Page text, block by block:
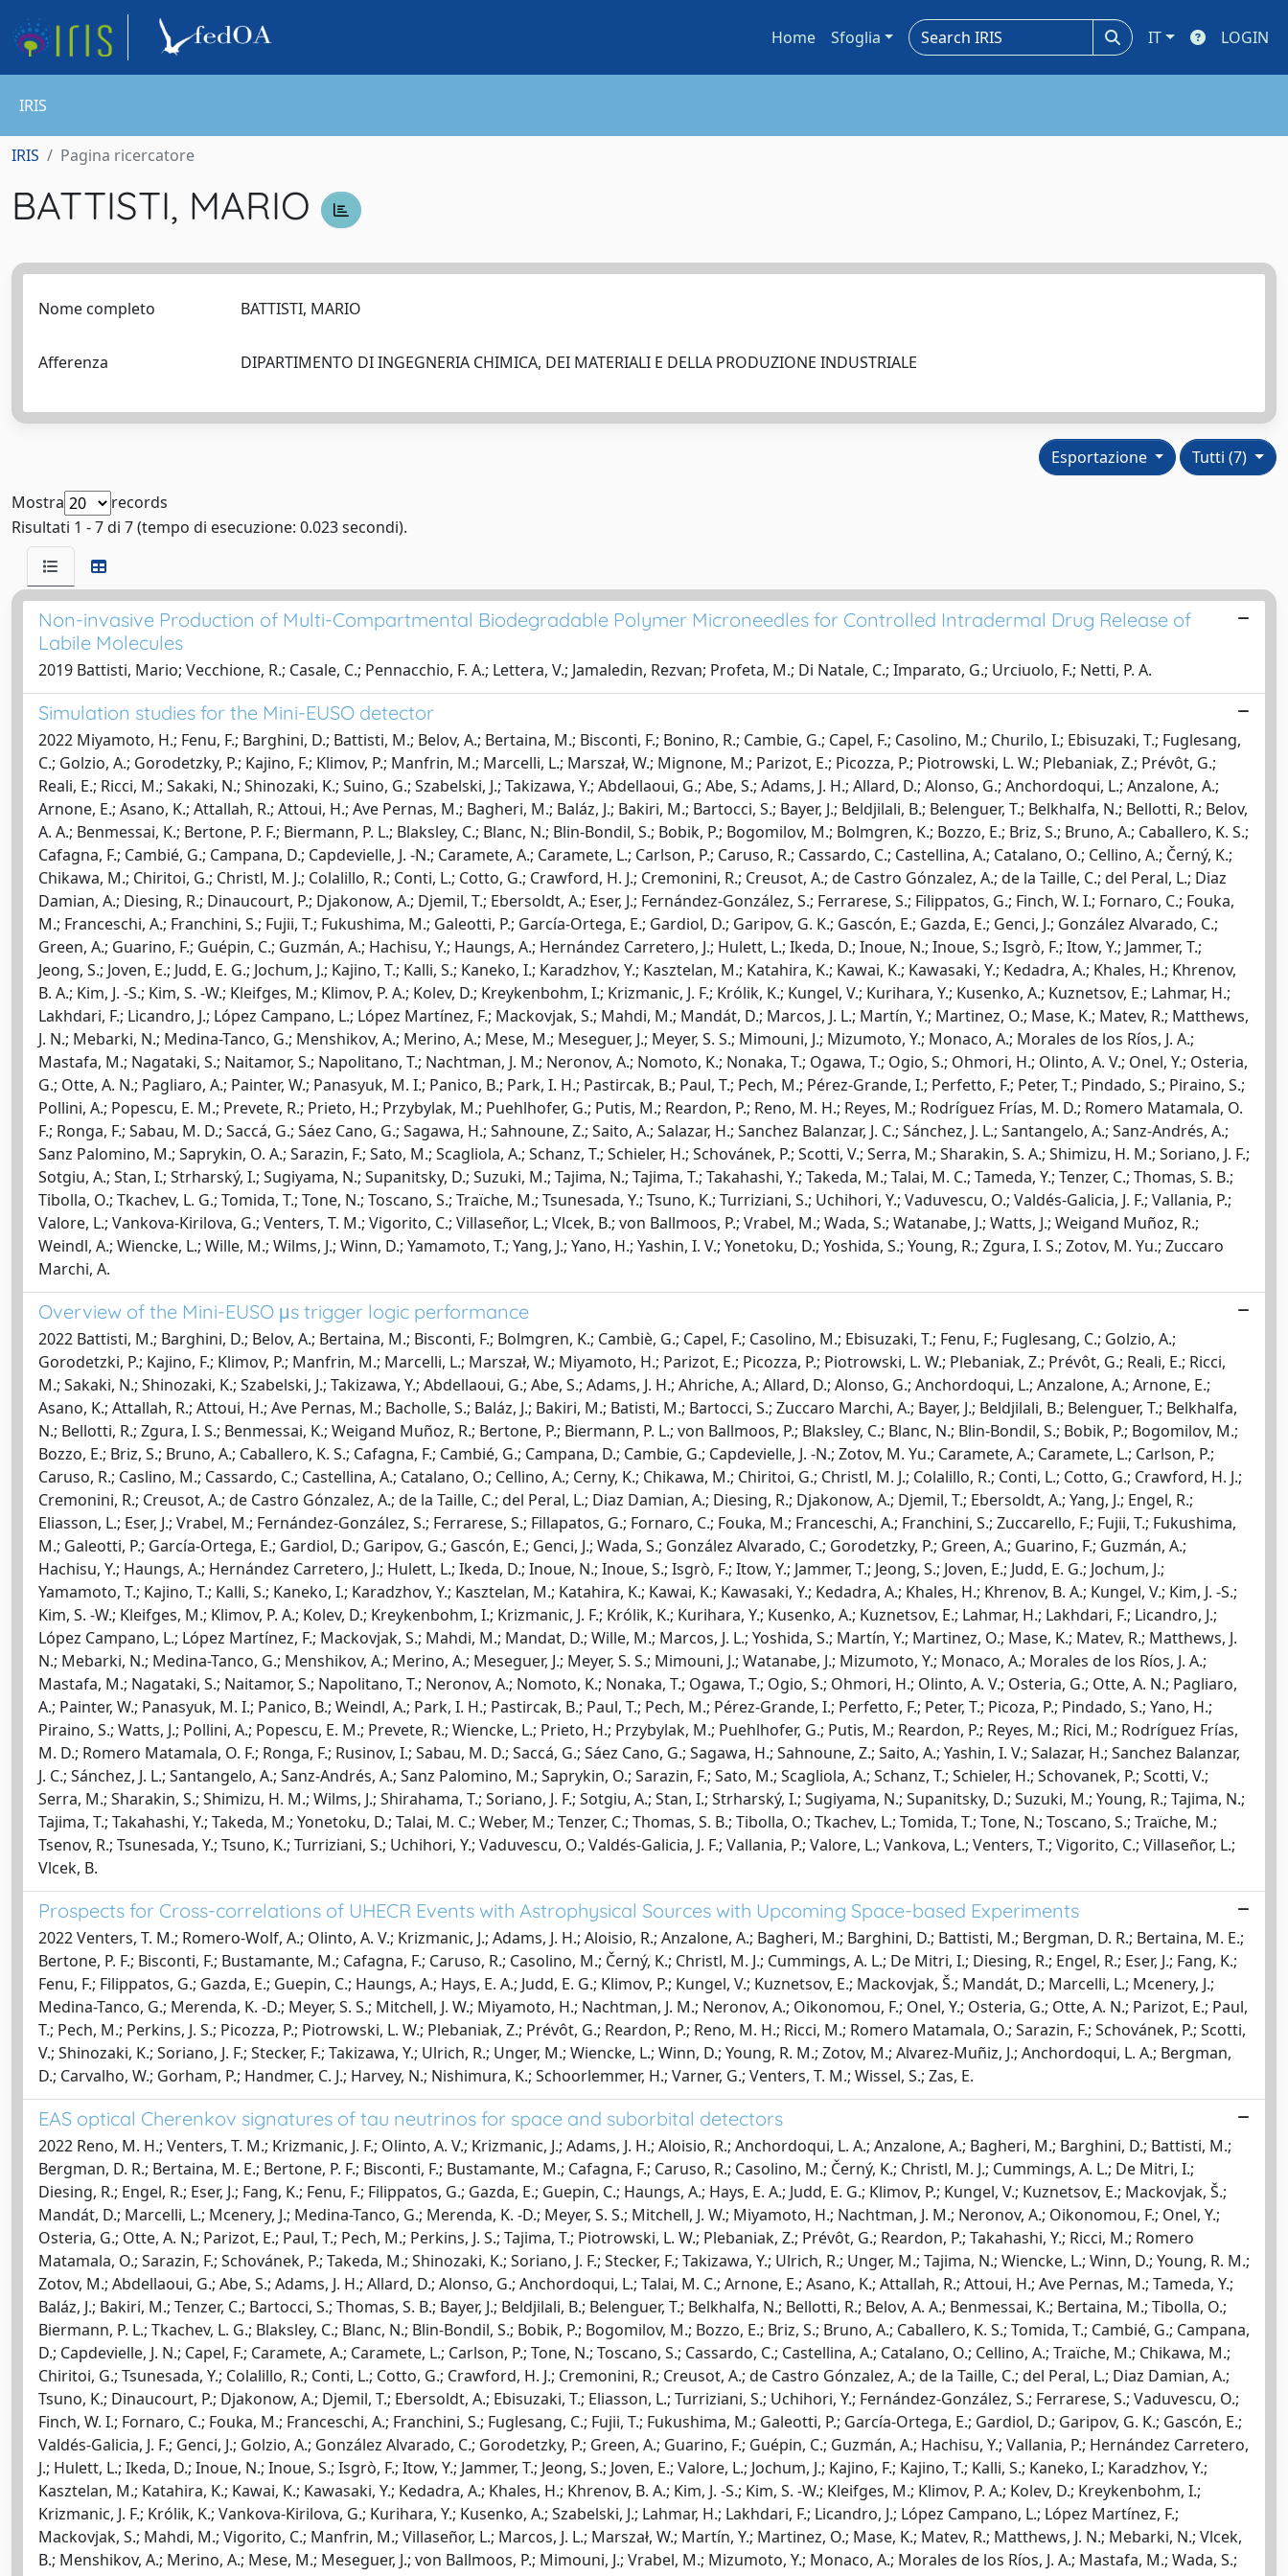
Home Sfoglia IT LOGIN
IRIS
IRIS Pagina ricercatore
BATTISTI, MARIO
Nome completo BATTISTI, MARIO
Afferenza DIPARTIMENTO DI INGEGNERIA CHIMICA, DEI MATERIALI E DELLA PRODUZIONE INDUSTRIALE
Tutti (7)
Esportazione
Mostra
records
Risultati 1 - 7 di 7 (tempo di esecuzione: 0.023 secondi).
Non-invasive Production of Multi-Compartmental Biodegradable Polymer Microneedles for Controlled Intradermal Drug Release of
Labile Molecules
2019 Battisti, Mario; Vecchione, R.; Casale, C.; Pennacchio, F. A.; Lettera, V.; Jamaledin, Rezvan; Profeta, M.; Di Natale, C.; Imparato, G.; Urciuolo, F.; Netti, P. A.
Simulation studies for the Mini-EUSO detector
2022 Miyamoto, H.; Fenu, F.; Barghini, D.; Battisti, M.; Belov, A.; Bertaina, M.; Bisconti, F.; Bonino, R.; Cambie, G.; Capel, F.; Casolino, M.; Churilo, I.; Ebisuzaki, T.; Fuglesang,
C.; Golzio, A.; Gorodetzky, P.; Kajino, F.; Klimov, P.; Manfrin, M.; Marcelli, L.; Marszał, W.; Mignone, M.; Parizot, E.; Picozza, P.; Piotrowski, L. W.; Plebaniak, Z.; Prévôt, G.;
Reali, E.; Ricci, M.; Sakaki, N.; Shinozaki, K.; Suino, G.; Szabelski, J.; Takizawa, Y.; Abdellaoui, G.; Abe, S.; Adams, J. H.; Allard, D.; Alonso, G.; Anchordoqui, L.; Anzalone, A.;
Arnone, E.; Asano, K.; Attallah, R.; Attoui, H.; Ave Pernas, M.; Bagheri, M.; Baláz, J.; Bakiri, M.; Bartocci, S.; Bayer, J.; Beldjilali, B.; Belenguer, T.; Belkhalfa, N.; Bellotti, R.; Belov,
A. A.; Benmessai, K.; Bertone, P. F.; Biermann, P. L.; Blaksley, C.; Blanc, N.; Blin-Bondil, S.; Bobik, P.; Bogomilov, M.; Bolmgren, K.; Bozzo, E.; Briz, S.; Bruno, A.; Caballero, K. S.;
Cafagna, F.; Cambié, G.; Campana, D.; Capdevielle, J. -N.; Caramete, A.; Caramete, L.; Carlson, P.; Caruso, R.; Cassardo, C.; Castellina, A.; Catalano, O.; Cellino, A.; Černý, K.;
Chikawa, M.; Chiritoi, G.; Christl, M. J.; Colalillo, R.; Conti, L.; Cotto, G.; Crawford, H. J.; Cremonini, R.; Creusot, A.; de Castro Gónzalez, A.; de la Taille, C.; del Peral, L.; Diaz
Damian, A.; Diesing, R.; Dinaucourt, P.; Djakonow, A.; Djemil, T.; Ebersoldt, A.; Eser, J.; Fernández-González, S.; Ferrarese, S.; Filippatos, G.; Finch, W. I.; Fornaro, C.; Fouka,
M.; Franceschi, A.; Franchini, S.; Fujii, T.; Fukushima, M.; Galeotti, P.; García-Ortega, E.; Gardiol, D.; Garipov, G. K.; Gascón, E.; Gazda, E.; Genci, J.; González Alvarado, C.;
Green, A.; Guarino, F.; Guépin, C.; Guzmán, A.; Hachisu, Y.; Haungs, A.; Hernández Carretero, J.; Hulett, L.; Ikeda, D.; Inoue, N.; Inoue, S.; Isgrò, F.; Itow, Y.; Jammer, T.;
Jeong, S.; Joven, E.; Judd, E. G.; Jochum, J.; Kajino, T.; Kalli, S.; Kaneko, I.; Karadzhov, Y.; Kasztelan, M.; Katahira, K.; Kawai, K.; Kawasaki, Y.; Kedadra, A.; Khales, H.; Khrenov,
B. A.; Kim, J. -S.; Kim, S. -W.; Kleifges, M.; Klimov, P. A.; Kolev, D.; Kreykenbohm, I.; Krizmanic, J. F.; Królik, K.; Kungel, V.; Kurihara, Y.; Kusenko, A.; Kuznetsov, E.; Lahmar, H.;
Lakhdari, F.; Licandro, J.; López Campano, L.; López Martínez, F.; Mackovjak, S.; Mahdi, M.; Mandát, D.; Marcos, J. L.; Martín, Y.; Martinez, O.; Mase, K.; Matev, R.; Matthews,
J. N.; Mebarki, N.; Medina-Tanco, G.; Menshikov, A.; Merino, A.; Mese, M.; Meseguer, J.; Meyer, S. S.; Mimouni, J.; Mizumoto, Y.; Monaco, A.; Morales de los Ríos, J. A.;
Mastafa, M.; Nagataki, S.; Naitamor, S.; Napolitano, T.; Nachtman, J. M.; Neronov, A.; Nomoto, K.; Nonaka, T.; Ogawa, T.; Ogio, S.; Ohmori, H.; Olinto, A. V.; Onel, Y.; Osteria,
G.; Otte, A. N.; Pagliaro, A.; Painter, W.; Panasyuk, M. I.; Panico, B.; Park, I. H.; Pastircak, B.; Paul, T.; Pech, M.; Pérez-Grande, I.; Perfetto, F.; Peter, T.; Pindado, S.; Piraino, S.;
Pollini, A.; Popescu, E. M.; Prevete, R.; Prieto, H.; Przybylak, M.; Puehlhofer, G.; Putis, M.; Reardon, P.; Reno, M. H.; Reyes, M.; Rodríguez Frías, M. D.; Romero Matamala, O.
F.; Ronga, F.; Sabau, M. D.; Saccá, G.; Sáez Cano, G.; Sagawa, H.; Sahnoune, Z.; Saito, A.; Salazar, H.; Sanchez Balanzar, J. C.; Sánchez, J. L.; Santangelo, A.; Sanz-Andrés, A.;
Sanz Palomino, M.; Saprykin, O. A.; Sarazin, F.; Sato, M.; Scagliola, A.; Schanz, T.; Schieler, H.; Schovánek, P.; Scotti, V.; Serra, M.; Sharakin, S. A.; Shimizu, H. M.; Soriano, J. F.;
Sotgiu, A.; Stan, I.; Strharský, I.; Sugiyama, N.; Supanitsky, D.; Suzuki, M.; Tajima, N.; Tajima, T.; Takahashi, Y.; Takeda, M.; Talai, M. C.; Tameda, Y.; Tenzer, C.; Thomas, S. B.;
Tibolla, O.; Tkachev, L. G.; Tomida, T.; Tone, N.; Toscano, S.; Traïche, M.; Tsunesada, Y.; Tsuno, K.; Turriziani, S.; Uchihori, Y.; Vaduvescu, O.; Valdés-Galicia, J. F.; Vallania, P.;
Valore, L.; Vankova-Kirilova, G.; Venters, T. M.; Vigorito, C.; Villaseñor, L.; Vlcek, B.; von Ballmoos, P.; Vrabel, M.; Wada, S.; Watanabe, J.; Watts, J.; Weigand Muñoz, R.;
Weindl, A.; Wiencke, L.; Wille, M.; Wilms, J.; Winn, D.; Yamamoto, T.; Yang, J.; Yano, H.; Yashin, I. V.; Yonetoku, D.; Yoshida, S.; Young, R.; Zgura, I. S.; Zotov, M. Yu.; Zuccaro
Marchi, A.
Overview of the Mini-EUSO μs trigger logic performance
2022 Battisti, M.; Barghini, D.; Belov, A.; Bertaina, M.; Bisconti, F.; Bolmgren, K.; Cambiè, G.; Capel, F.; Casolino, M.; Ebisuzaki, T.; Fenu, F.; Fuglesang, C.; Golzio, A.;
Gorodetzki, P.; Kajino, F.; Klimov, P.; Manfrin, M.; Marcelli, L.; Marszał, W.; Miyamoto, H.; Parizot, E.; Picozza, P.; Piotrowski, L. W.; Plebaniak, Z.; Prévôt, G.; Reali, E.; Ricci,
M.; Sakaki, N.; Shinozaki, K.; Szabelski, J.; Takizawa, Y.; Abdellaoui, G.; Abe, S.; Adams, J. H.; Ahriche, A.; Allard, D.; Alonso, G.; Anchordoqui, L.; Anzalone, A.; Arnone, E.;
Asano, K.; Attallah, R.; Attoui, H.; Ave Pernas, M.; Bacholle, S.; Baláz, J.; Bakiri, M.; Batisti, M.; Bartocci, S.; Zuccaro Marchi, A.; Bayer, J.; Beldjilali, B.; Belenguer, T.; Belkhalfa,
N.; Bellotti, R.; Zgura, I. S.; Benmessai, K.; Weigand Muñoz, R.; Bertone, P.; Biermann, P. L.; von Ballmoos, P.; Blaksley, C.; Blanc, N.; Blin-Bondil, S.; Bobik, P.; Bogomilov, M.;
Bozzo, E.; Briz, S.; Bruno, A.; Caballero, K. S.; Cafagna, F.; Cambié, G.; Campana, D.; Cambie, G.; Capdevielle, J. -N.; Zotov, M. Yu.; Caramete, A.; Caramete, L.; Carlson, P.;
Caruso, R.; Caslino, M.; Cassardo, C.; Castellina, A.; Catalano, O.; Cellino, A.; Cerny, K.; Chikawa, M.; Chiritoi, G.; Christl, M. J.; Colalillo, R.; Conti, L.; Cotto, G.; Crawford, H. J.;
Cremonini, R.; Creusot, A.; de Castro Gónzalez, A.; de la Taille, C.; del Peral, L.; Diaz Damian, A.; Diesing, R.; Djakonow, A.; Djemil, T.; Ebersoldt, A.; Yang, J.; Engel, R.;
Eliasson, L.; Eser, J.; Vrabel, M.; Fernández-González, S.; Ferrarese, S.; Fillapatos, G.; Fornaro, C.; Fouka, M.; Franceschi, A.; Franchini, S.; Zuccarello, F.; Fujii, T.; Fukushima,
M.; Galeotti, P.; García-Ortega, E.; Gardiol, D.; Garipov, G.; Gascón, E.; Genci, J.; Wada, S.; González Alvarado, C.; Gorodetzky, P.; Green, A.; Guarino, F.; Guzmán, A.;
Hachisu, Y.; Haungs, A.; Hernández Carretero, J.; Hulett, L.; Ikeda, D.; Inoue, N.; Inoue, S.; Isgrò, F.; Itow, Y.; Jammer, T.; Jeong, S.; Joven, E.; Judd, E. G.; Jochum, J.;
Yamamoto, T.; Kajino, T.; Kalli, S.; Kaneko, I.; Karadzhov, Y.; Kasztelan, M.; Katahira, K.; Kawai, K.; Kawasaki, Y.; Kedadra, A.; Khales, H.; Khrenov, B. A.; Kungel, V.; Kim, J. -S.;
Kim, S. -W.; Kleifges, M.; Klimov, P. A.; Kolev, D.; Kreykenbohm, I.; Krizmanic, J. F.; Królik, K.; Kurihara, Y.; Kusenko, A.; Kuznetsov, E.; Lahmar, H.; Lakhdari, F.; Licandro, J.;
López Campano, L.; López Martínez, F.; Mackovjak, S.; Mahdi, M.; Mandat, D.; Wille, M.; Marcos, J. L.; Yoshida, S.; Martín, Y.; Martinez, O.; Mase, K.; Matev, R.; Matthews, J.
N.; Mebarki, N.; Medina-Tanco, G.; Menshikov, A.; Merino, A.; Meseguer, J.; Meyer, S. S.; Mimouni, J.; Watanabe, J.; Mizumoto, Y.; Monaco, A.; Morales de los Ríos, J. A.;
Mastafa, M.; Nagataki, S.; Naitamor, S.; Napolitano, T.; Neronov, A.; Nomoto, K.; Nonaka, T.; Ogawa, T.; Ogio, S.; Ohmori, H.; Olinto, A. V.; Osteria, G.; Otte, A. N.; Pagliaro,
A.; Painter, W.; Panasyuk, M. I.; Panico, B.; Weindl, A.; Park, I. H.; Pastircak, B.; Paul, T.; Pech, M.; Pérez-Grande, I.; Perfetto, F.; Peter, T.; Picoza, P.; Pindado, S.; Yano, H.;
Piraino, S.; Watts, J.; Pollini, A.; Popescu, E. M.; Prevete, R.; Wiencke, L.; Prieto, H.; Przybylak, M.; Puehlhofer, G.; Putis, M.; Reardon, P.; Reyes, M.; Rici, M.; Rodríguez Frías,
M. D.; Romero Matamala, O. F.; Ronga, F.; Rusinov, I.; Sabau, M. D.; Saccá, G.; Sáez Cano, G.; Sagawa, H.; Sahnoune, Z.; Saito, A.; Yashin, I. V.; Salazar, H.; Sanchez Balanzar,
J. C.; Sánchez, J. L.; Santangelo, A.; Sanz-Andrés, A.; Sanz Palomino, M.; Saprykin, O.; Sarazin, F.; Sato, M.; Scagliola, A.; Schanz, T.; Schieler, H.; Schovanek, P.; Scotti, V.;
Serra, M.; Sharakin, S.; Shimizu, H. M.; Wilms, J.; Shirahama, T.; Soriano, J. F.; Sotgiu, A.; Stan, I.; Strharský, I.; Sugiyama, N.; Supanitsky, D.; Suzuki, M.; Young, R.; Tajima, N.;
Tajima, T.; Takahashi, Y.; Takeda, M.; Yonetoku, D.; Talai, M. C.; Weber, M.; Tenzer, C.; Thomas, S. B.; Tibolla, O.; Tkachev, L.; Tomida, T.; Tone, N.; Toscano, S.; Traïche, M.;
Tsenov, R.; Tsunesada, Y.; Tsuno, K.; Turriziani, S.; Uchihori, Y.; Vaduvescu, O.; Valdés-Galicia, J. F.; Vallania, P.; Valore, L.; Vankova, L.; Venters, T.; Vigorito, C.; Villaseñor, L.;
Vlcek, B.
Prospects for Cross-correlations of UHECR Events with Astrophysical Sources with Upcoming Space-based Experiments
2022 Venters, T. M.; Romero-Wolf, A.; Olinto, A. V.; Krizmanic, J.; Adams, J. H.; Aloisio, R.; Anzalone, A.; Bagheri, M.; Barghini, D.; Battisti, M.; Bergman, D. R.; Bertaina, M. E.;
Bertone, P. F.; Bisconti, F.; Bustamante, M.; Cafagna, F.; Caruso, R.; Casolino, M.; Černý, K.; Christl, M. J.; Cummings, A. L.; De Mitri, I.; Diesing, R.; Engel, R.; Eser, J.; Fang, K.;
Fenu, F.; Filippatos, G.; Gazda, E.; Guepin, C.; Haungs, A.; Hays, E. A.; Judd, E. G.; Klimov, P.; Kungel, V.; Kuznetsov, E.; Mackovjak, Š.; Mandát, D.; Marcelli, L.; Mcenery, J.;
Medina-Tanco, G.; Merenda, K. -D.; Meyer, S. S.; Mitchell, J. W.; Miyamoto, H.; Nachtman, J. M.; Neronov, A.; Oikonomou, F.; Onel, Y.; Osteria, G.; Otte, A. N.; Parizot, E.; Paul,
T.; Pech, M.; Perkins, J. S.; Picozza, P.; Piotrowski, L. W.; Plebaniak, Z.; Prévôt, G.; Reardon, P.; Reno, M. H.; Ricci, M.; Romero Matamala, O.; Sarazin, F.; Schovánek, P.; Scotti,
V.; Shinozaki, K.; Soriano, J. F.; Stecker, F.; Takizawa, Y.; Ulrich, R.; Unger, M.; Wiencke, L.; Winn, D.; Young, R. M.; Zotov, M.; Alvarez-Muñiz, J.; Anchordoqui, L. A.; Bergman,
D.; Carvalho, W.; Gorham, P.; Handmer, C. J.; Harvey, N.; Nishimura, K.; Schoorlemmer, H.; Varner, G.; Venters, T. M.; Wissel, S.; Zas, E.
EAS optical Cherenkov signatures of tau neutrinos for space and suborbital detectors
2022 Reno, M. H.; Venters, T. M.; Krizmanic, J. F.; Olinto, A. V.; Krizmanic, J.; Adams, J. H.; Aloisio, R.; Anchordoqui, L. A.; Anzalone, A.; Bagheri, M.; Barghini, D.; Battisti, M.;
Bergman, D. R.; Bertaina, M. E.; Bertone, P. F.; Bisconti, F.; Bustamante, M.; Cafagna, F.; Caruso, R.; Casolino, M.; Černý, K.; Christl, M. J.; Cummings, A. L.; De Mitri, I.;
Diesing, R.; Engel, R.; Eser, J.; Fang, K.; Fenu, F.; Filippatos, G.; Gazda, E.; Guepin, C.; Haungs, A.; Hays, E. A.; Judd, E. G.; Klimov, P.; Kungel, V.; Kuznetsov, E.; Mackovjak, Š.;
Mandát, D.; Marcelli, L.; Mcenery, J.; Medina-Tanco, G.; Merenda, K. -D.; Meyer, S. S.; Mitchell, J. W.; Miyamoto, H.; Nachtman, J. M.; Neronov, A.; Oikonomou, F.; Onel, Y.;
Osteria, G.; Otte, A. N.; Parizot, E.; Paul, T.; Pech, M.; Perkins, J. S.; Tajima, T.; Piotrowski, L. W.; Plebaniak, Z.; Prévôt, G.; Reardon, P.; Takahashi, Y.; Ricci, M.; Romero
Matamala, O.; Sarazin, F.; Schovánek, P.; Takeda, M.; Shinozaki, K.; Soriano, J. F.; Stecker, F.; Takizawa, Y.; Ulrich, R.; Unger, M.; Tajima, N.; Wiencke, L.; Winn, D.; Young, R. M.;
Zotov, M.; Abdellaoui, G.; Abe, S.; Adams, J. H.; Allard, D.; Alonso, G.; Anchordoqui, L.; Talai, M. C.; Arnone, E.; Asano, K.; Attallah, R.; Attoui, H.; Ave Pernas, M.; Tameda, Y.;
Baláz, J.; Bakiri, M.; Tenzer, C.; Bartocci, S.; Thomas, S. B.; Bayer, J.; Beldjilali, B.; Belenguer, T.; Belkhalfa, N.; Bellotti, R.; Belov, A. A.; Benmessai, K.; Bertaina, M.; Tibolla, O.;
Biermann, P. L.; Tkachev, L. G.; Blaksley, C.; Blanc, N.; Blin-Bondil, S.; Bobik, P.; Bogomilov, M.; Bozzo, E.; Briz, S.; Bruno, A.; Caballero, K. S.; Tomida, T.; Cambié, G.; Campana,
D.; Capdevielle, J. N.; Capel, F.; Caramete, A.; Caramete, L.; Carlson, P.; Tone, N.; Toscano, S.; Cassardo, C.; Castellina, A.; Catalano, O.; Cellino, A.; Traïche, M.; Chikawa, M.;
Chiritoi, G.; Tsunesada, Y.; Colalillo, R.; Conti, L.; Cotto, G.; Crawford, H. J.; Cremonini, R.; Creusot, A.; de Castro Gónzalez, A.; de la Taille, C.; del Peral, L.; Diaz Damian, A.;
Tsuno, K.; Dinaucourt, P.; Djakonow, A.; Djemil, T.; Ebersoldt, A.; Ebisuzaki, T.; Eliasson, L.; Turriziani, S.; Uchihori, Y.; Fernández-González, S.; Ferrarese, S.; Vaduvescu, O.;
Finch, W. I.; Fornaro, C.; Fouka, M.; Franceschi, A.; Franchini, S.; Fuglesang, C.; Fujii, T.; Fukushima, M.; Galeotti, P.; García-Ortega, E.; Gardiol, D.; Garipov, G. K.; Gascón, E.;
Valdés-Galicia, J. F.; Genci, J.; Golzio, A.; González Alvarado, C.; Gorodetzky, P.; Green, A.; Guarino, F.; Guépin, C.; Guzmán, A.; Hachisu, Y.; Vallania, P.; Hernández Carretero,
J.; Hulett, L.; Ikeda, D.; Inoue, N.; Inoue, S.; Isgrò, F.; Itow, Y.; Jammer, T.; Jeong, S.; Joven, E.; Valore, L.; Jochum, J.; Kajino, F.; Kajino, T.; Kalli, S.; Kaneko, I.; Karadzhov, Y.;
Kasztelan, M.; Katahira, K.; Kawai, K.; Kawasaki, Y.; Kedadra, A.; Khales, H.; Khrenov, B. A.; Kim, J. -S.; Kim, S. -W.; Kleifges, M.; Klimov, P. A.; Kolev, D.; Kreykenbohm, I.;
Krizmanic, J. F.; Królik, K.; Vankova-Kirilova, G.; Kurihara, Y.; Kusenko, A.; Szabelski, J.; Lahmar, H.; Lakhdari, F.; Licandro, J.; López Campano, L.; López Martínez, F.;
Mackovjak, S.; Mahdi, M.; Vigorito, C.; Manfrin, M.; Villaseñor, L.; Marcos, J. L.; Marszał, W.; Martín, Y.; Martinez, O.; Mase, K.; Matev, R.; Matthews, J. N.; Mebarki, N.; Vlcek,
B.; Menshikov, A.; Merino, A.; Mese, M.; Meseguer, J.; von Ballmoos, P.; Mimouni, J.; Vrabel, M.; Mizumoto, Y.; Monaco, A.; Morales de los Ríos, J. A.; Mastafa, M.; Wada, S.;